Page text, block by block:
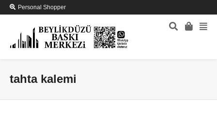
Personal Shopper
tahta kalemi